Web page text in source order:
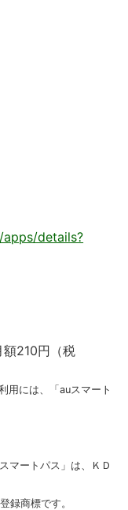
details?
210円（税
用には、「auスマート
マートパス」は、ＫＤ
録商標です。